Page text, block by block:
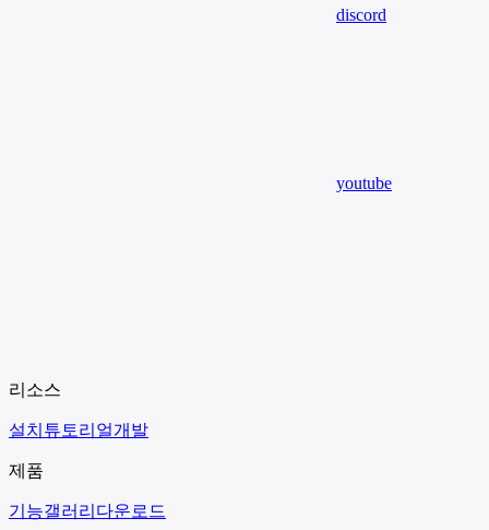
discord
youtube
리소스
설치 튜토리얼개발
제품
기능갤러리 다운로드